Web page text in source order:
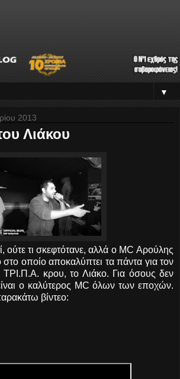
▼
2013
Λιάκου
ούτε τι σκεφτότανε, αλλά ο MC Αρούλης
στο οποίο αποκαλύπτει τα πάντα για τον
ΤΡΙ.Π.Α. κρου, το Λιάκο. Για όσους δεν
ο καλύτερος MC όλων των εποχών.
βίντεο: